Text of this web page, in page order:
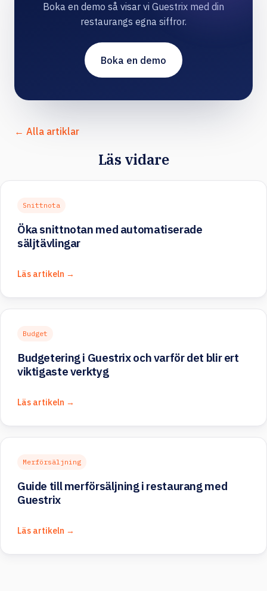
Boka en demo så visar vi Guestrix med din
restaurangs egna siffror.
Boka en demo
← Alla artiklar
Läs vidare
Snittnota
Öka snittnotan med automatiserade
säljtävlingar
Läs artikeln →
Budget
Budgetering i Guestrix och varför det blir ert
viktigaste verktyg
Läs artikeln →
Merförsäljning
Guide till merförsäljning i restaurang med
Guestrix
Läs artikeln →